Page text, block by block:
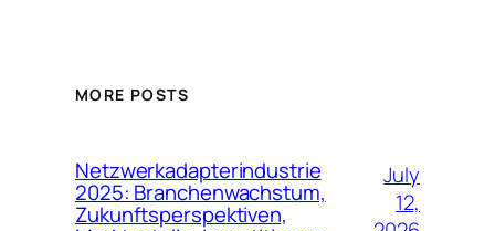
MORE POSTS
Netzwerkadapterindustrie
2025: Branchenwachstum,
Zukunftsperspektiven,
July
12,